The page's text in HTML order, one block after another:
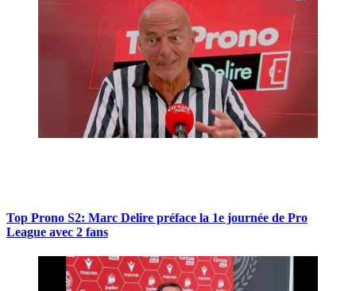
Top Prono S2: Marc Delire préface la 1e journée de Pro
League avec 2 fans